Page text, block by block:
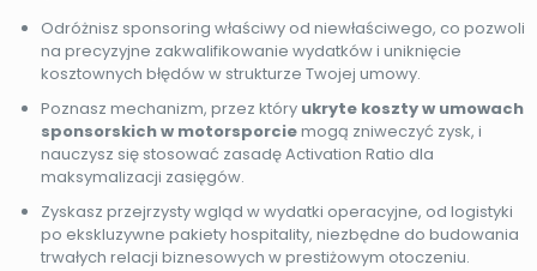
Odróżnisz sponsoring właściwy od niewłaściwego, co pozwoli
na precyzyjne zakwalifikowanie wydatków i uniknięcie
kosztownych błędów w strukturze Twojej umowy.
Poznasz mechanizm, przez który ukryte koszty w umowach
sponsorskich w motorsporciemogą zniweczyć zysk, i
nauczysz się stosować zasadę Activation Ratio dla
maksymalizacji zasięgów.
Zyskasz przejrzysty wgląd w wydatki operacyjne, od logistyki
po ekskluzywne pakiety hospitality, niezbędne do budowania
trwałych relacji biznesowych w prestiżowym otoczeniu.